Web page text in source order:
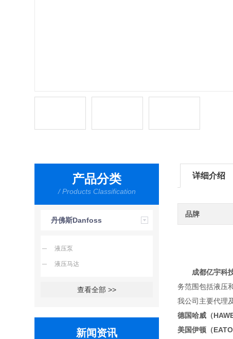
产品分类
/ Products Classification
丹佛斯Danfoss
液压泵
液压马达
查看全部 >>
新闻资讯
详细介绍
品牌
成都亿宇科
务范围包括液压
我公司主要代理
德国哈威（
美国伊顿（